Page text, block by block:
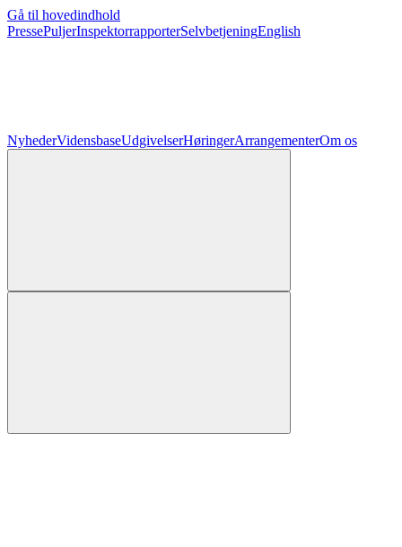
Gå til hovedindhold
PressePuljerInspektorrapporterSelvbetjeningEnglish
NyhederVidensbaseUdgivelserHøringerArrangementerOm os